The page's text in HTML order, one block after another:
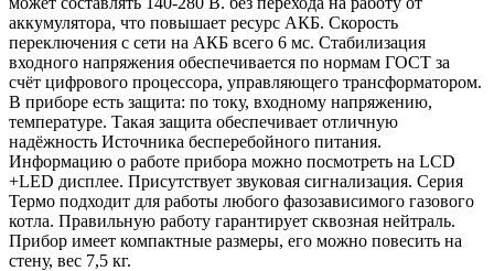
аккумулятора, что повышает ресурс АКБ. Скорость
переключения с сети на АКБ всего 6 мс. Стабилизация
входного напряжения обеспечивается по нормам ГОСТ за
счёт цифрового процессора, управляющего трансформатором.
В приборе есть защита: по току, входному напряжению,
температуре. Такая защита обеспечивает отличную
надёжность Источника бесперебойного питания.
Информацию о работе прибора можно посмотреть на LCD
+LED дисплее. Присутствует звуковая сигнализация. Серия
Термо подходит для работы любого фазозависимого газового
котла. Правильную работу гарантирует сквозная нейтраль.
Прибор имеет компактные размеры, его можно повесить на
стену, вес 7,5 кг.